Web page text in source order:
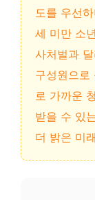
도를 우선
세 미만 소
사처벌과
구성원으로
로 가까운
받을 수 있
더 밝은 미